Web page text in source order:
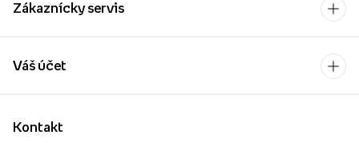
Zákaznícky servis
Kontakt
Váš účet